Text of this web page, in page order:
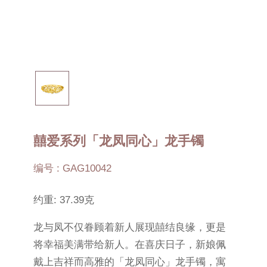
囍爱系列「龙凤同心」龙手镯
编号 : GAG10042
约重: 37.39克
龙与凤不仅眷顾着新人展现囍结良缘，更是
将幸福美满带给新人。在喜庆日子，新娘佩
戴上吉祥而高雅的「龙凤同心」龙手镯，寓